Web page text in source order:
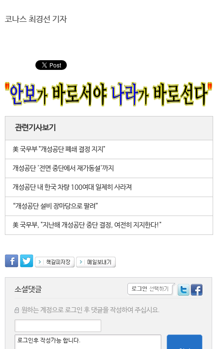
코나스 최경선 기자
관련기사보기
美 국무부 "개성공단 폐쇄 결정 지지"
개성공단 '전면 중단에서 재가동설'까지
개성공단 내 한국 차량 100여대 일제히 사라져
“개성공단 설비 장마당으로 팔려”
美 국무부, "지난해 개성공단 중단 결정, 여전히 지지한다!"
소셜댓글
원하는 계정으로 로그인 후 댓글을 작성하여 주십시요.